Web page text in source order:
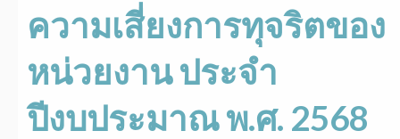
ความเสี่ยงการทุจริตของ
หน่วยงาน ประจำ
ปีงบประมาณ พ.ศ. 2568